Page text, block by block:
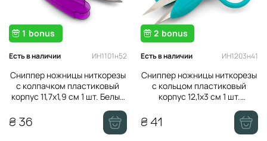
1 bonus
Есть в наличии ИН1101н52
Сниппер ножницы ниткорезы
с колпачком пластиковый
корпус 11,7х1,9 см 1 шт. Белый
₴ 36
2 bonus
Есть в наличии ИН1203н41
Сниппер ножницы ниткорезы
с кольцом пластиковый
корпус 12,1х3 см 1 шт.
₴ 41